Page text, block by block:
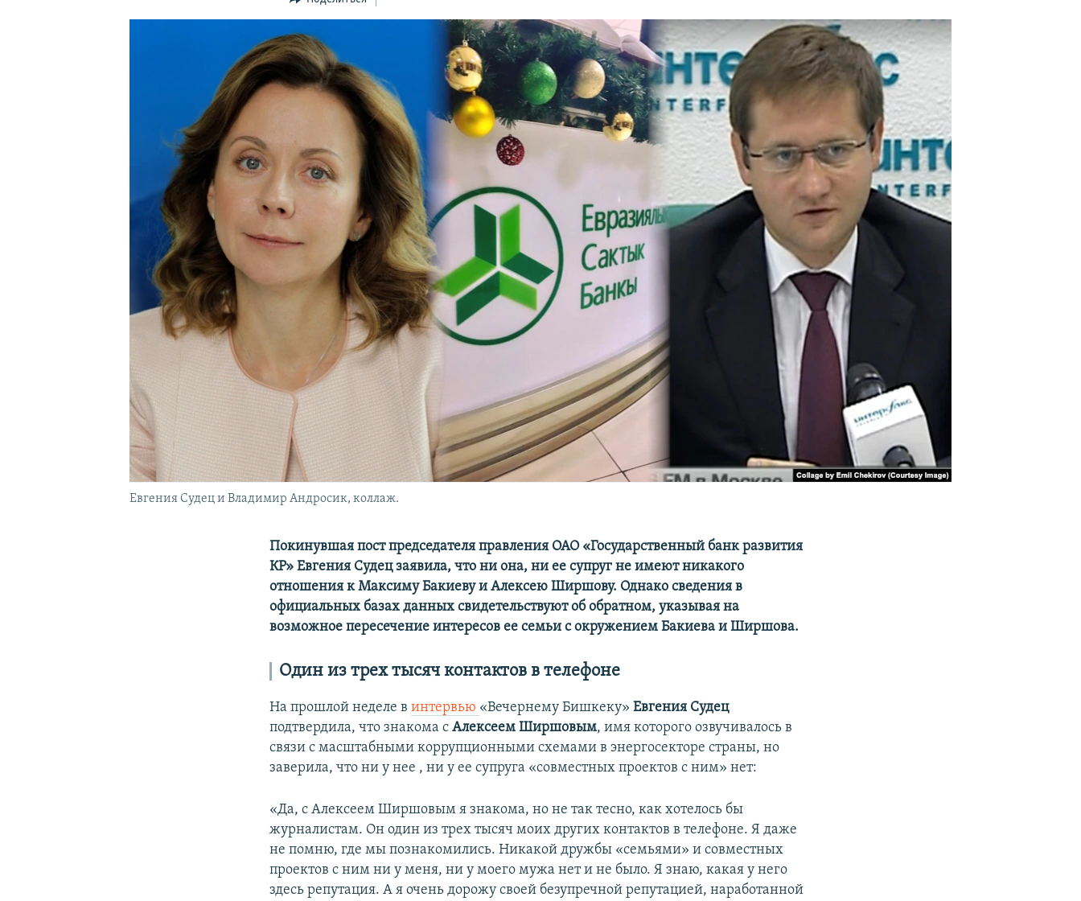
Евгения Судец и Владимир Андросик, коллаж.
Покинувшая пост председателя правления ОАО «Государственный банк развития
КР» Евгения Судец заявила, что ни она, ни ее супруг не имеют никакого
отношения к Максиму Бакиеву и Алексею Ширшову. Однако сведения в
официальных базах данных свидетельствуют об обратном, указывая на
возможное пересечение интересов ее семьи с окружением Бакиева и Ширшова.
Один из трех тысяч контактов в телефоне
На прошлой неделе винтервью «Вечернему Бишкеку»Евгения Судец
подтвердила, что знакома сАлексеем Ширшовым, имя которого озвучивалось в
связи с масштабными коррупционными схемами в энергосекторе страны, но
заверила, что ни у нее , ни у ее супруга «совместных проектов с ним» нет:
«Да, с Алексеем Ширшовым я знакома, но не так тесно, как хотелось бы
журналистам. Он один из трех тысяч моих других контактов в телефоне. Я даже
не помню, где мы познакомились. Никакой дружбы «семьями» и совместных
проектов с ним ни у меня, ни у моего мужа нет и не было. Я знаю, какая у него
здесь репутация. А я очень дорожу своей безупречной репутацией, наработанной